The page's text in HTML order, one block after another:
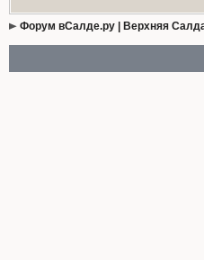
Форум вСалде.ру | Верхняя